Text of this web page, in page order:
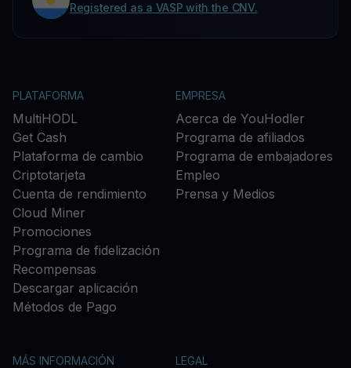
Registered as a VASP with the CNV.
PLATAFORMA
MultiHODL
Get Cash
Plataforma de cambio
Criptotarjeta
Cuenta de rendimiento
Cloud Miner
Promociones
Programa de fidelización
Recompensas
Descargar aplicación
Métodos de Pago
EMPRESA
Acerca de YouHodler
Programa de afiliados
Programa de embajadores
Empleo
Prensa y Medios
MÁS INFORMACIÓN LEGAL